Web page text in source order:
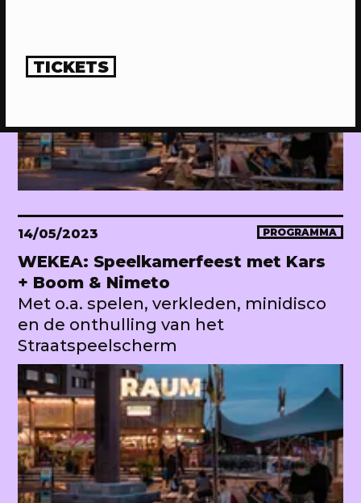
14/05/2023 PROGRAMMA
WEKEA: Speelkamerfeest met Kars
+ Boom & Nimeto
Met o.a. spelen, verkleden, minidisco
en de onthulling van het
Straatspeelscherm
TICKETS